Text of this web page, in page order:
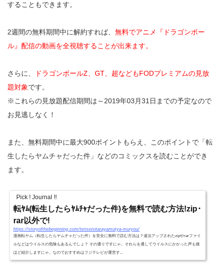
することもできます。
2週間の無料期間中に解約すれば、 無料でアニメ『ドラゴンボー
ル』配信の動画を全視聴することが出来ます。
さらに、
ドラゴンボールZ、GT、超などもFODプレミアムの見放
題対象です。
※これらの見放題配信期間は～2019年03月31日までの予定なので
お見逃しなく！
また、無料期間中に最大900ポイントもらえ、このポイントで「転
生したらヤムチャだった件」などのコミックスを読むことができ
ます。
Pick ! Journal !!
転ﾔﾑ(転生したらﾔﾑﾁｬだった件)を無料で読む方法!zip･
rar以外で!
https://storyofthebeginning.com/tenseisitarayamutya-muryou/
漫画転ヤム（転生したらヤムチャだった件）を安全に無料で読む方法は？違法アップされたzipやrarファイ
ルなどはウイルスの危険もあるんでしょ？ その通りですにゃ。それらを通してウイルスにかかった声も後
ほど紹介しますにゃ。なのでおすすめはフジテレビが運営す...